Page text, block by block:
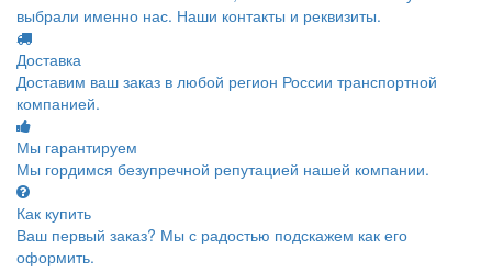
выбрали именно нас. Наши контакты и реквизиты.
Доставка
Доставим ваш заказ в любой регион России транспортной
компанией.
Мы гарантируем
Мы гордимся безупречной репутацией нашей компании.
Как купить
Ваш первый заказ? Мы с радостью подскажем как его
оформить.